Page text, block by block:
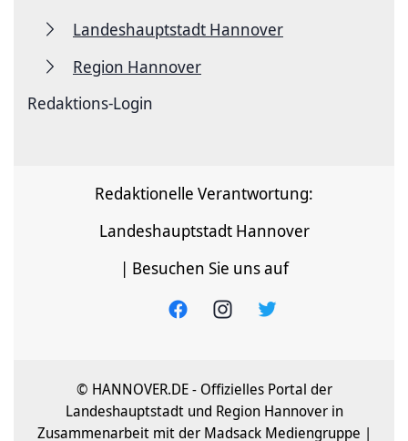
Landeshauptstadt Hannover
Region Hannover
Redaktions-Login
Redaktionelle Verantwortung:
Landeshauptstadt Hannover
| Besuchen Sie uns auf
© HANNOVER.DE - Offizielles Portal der
Landeshauptstadt und Region Hannover in
Zusammenarbeit mit der Madsack Mediengruppe |